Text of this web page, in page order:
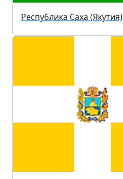
Республика Саха (Якутия)